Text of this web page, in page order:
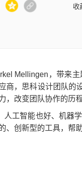
收
Mellingen，带来
商，思科设计团队的
，改变团队协作的历程
人工智能也好、机器
、创新型的工具，帮